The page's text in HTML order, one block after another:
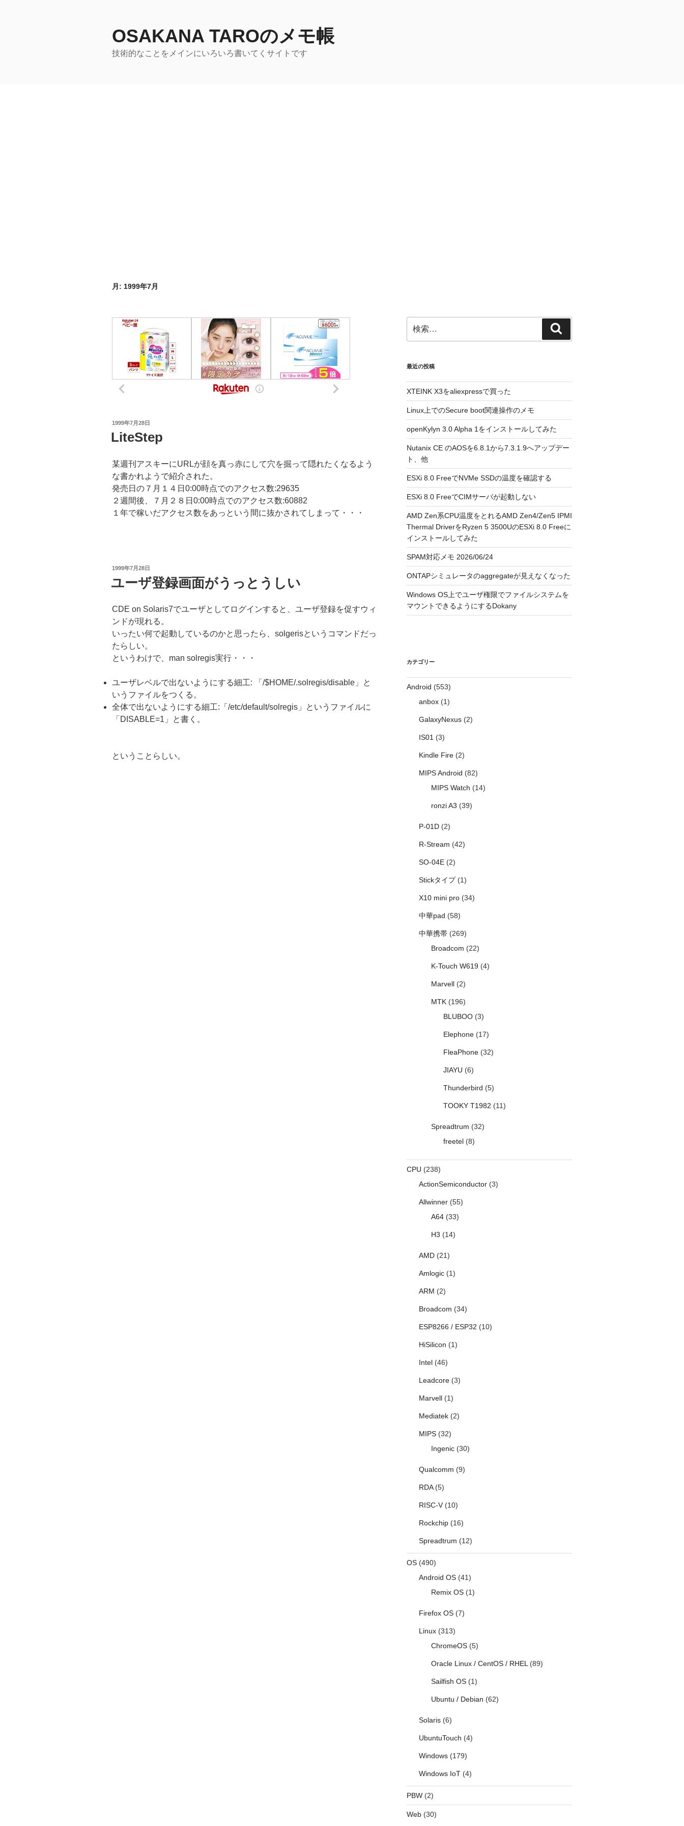
OSAKANA TAROのメモ帳
技術的なことをメインにいろいろ書いてくサイトです
月: 1999年7月
投
1999年7月28日
LiteStep
某週刊アスキーにURLが顔を真っ赤にして穴を掘って隠れたくなるよう
な書かれようで紹介された。
発売日の７月１４日0:00時点でのアクセス数:29635
２週間後、７月２８日0:00時点でのアクセス数:60882
１年で稼いだアクセス数をあっという間に抜かされてしまって・・・
投
日:
1999年7月28日
ユーザ登録画面がうっとうしい
CDE on Solaris7でユーザとしてログインすると、ユーザ登録を促すウィ
ンドが現れる。
いったい何で起動しているのかと思ったら、solgerisというコマンドだっ
たらしい。
というわけで、man solregis実行・・・
ユーザレベルで出ないようにする細工: 「/$HOME/.solregis/disable」と
いうファイルをつくる。
全体で出ないようにする細工:「/etc/default/solregis」というファイルに
「DISABLE=1」と書く。
ということらしい。
索:
索
最近の投稿
XTEINK X3をaliexpressで買った
Linux上でのSecure boot関連操作のメモ
openKylyn 3.0 Alpha 1をインストールしてみた
Nutanix CE のAOSを6.8.1から7.3.1.9へアップデー
ト、他
ESXi 8.0 FreeでNVMe SSDの温度を確認する
ESXi 8.0 FreeでCIMサーバが起動しない
AMD Zen系CPU温度をとれるAMD Zen4/Zen5 IPMI
Thermal DriverをRyzen 5 3500UのESXi 8.0 Freeに
インストールしてみた
SPAM対応メモ 2026/06/24
ONTAPシミュレータのaggregateが見えなくなった
Windows OS上でユーザ権限でファイルシステムを
マウントできるようにするDokany
カテゴリー
Android (553)
anbox(1)
GalaxyNexus(2)
IS01 (3)
Kindle Fire(2)
MIPS Android (82)
MIPS Watch (14)
ronzi A3 (39)
P-01D(2)
R-Stream (42)
SO-04E(2)
Stickタイプ(1)
X10 mini pro(34)
中華pad (58)
中華携帯(269)
Broadcom (22)
K-Touch W619(4)
Marvell(2)
MTK(196)
BLUBOO(3)
Elephone(17)
FleaPhone(32)
JIAYU (6)
Thunderbird (5)
TOOKY T1982 (11)
Spreadtrum (32)
freetel(8)
CPU (238)
ActionSemiconductor(3)
Allwinner(55)
A64(33)
H3 (14)
AMD(21)
Amlogic(1)
ARM (2)
Broadcom (34)
ESP8266 / ESP32 (10)
HiSilicon (1)
Intel(46)
Leadcore(3)
Marvell(1)
Mediatek(2)
MIPS(32)
Ingenic(30)
Qualcomm (9)
RDA(5)
RISC-V(10)
Rockchip(16)
Spreadtrum (12)
OS(490)
Android OS(41)
Remix OS(1)
Firefox OS(7)
Linux(313)
ChromeOS(5)
Oracle Linux / CentOS / RHEL (89)
Sailfish OS(1)
Ubuntu / Debian (62)
Solaris(6)
UbuntuTouch (4)
Windows(179)
Windows IoT(4)
PBW(2)
Web(30)